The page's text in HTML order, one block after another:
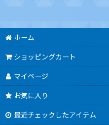
ホーム
ショッピングカート
マイページ
お気に入り
最近チェックしたアイテム